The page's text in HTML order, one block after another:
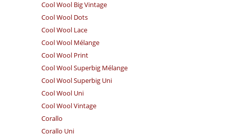
Cool Wool Big Vintage
Cool Wool Dots
Cool Wool Lace
Cool Wool Mélange
Cool Wool Print
Cool Wool Superbig Mélange
Cool Wool Superbig Uni
Cool Wool Uni
Cool Wool Vintage
Corallo
Corallo Uni